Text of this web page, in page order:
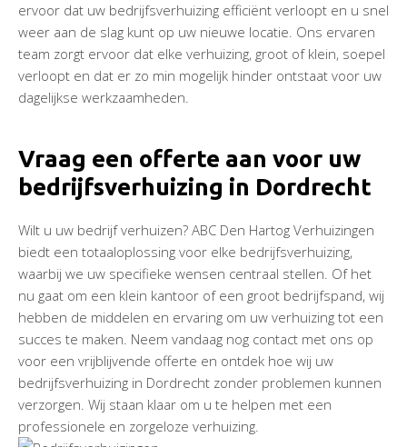
ervoor dat uw bedrijfsverhuizing efficiënt verloopt en u snel
weer aan de slag kunt op uw nieuwe locatie. Ons ervaren
team zorgt ervoor dat elke verhuizing, groot of klein, soepel
verloopt en dat er zo min mogelijk hinder ontstaat voor uw
dagelijkse werkzaamheden.
Vraag een offerte aan voor uw
bedrijfsverhuizing in Dordrecht
Wilt u uw bedrijf verhuizen? ABC Den Hartog Verhuizingen
biedt een totaaloplossing voor elke bedrijfsverhuizing,
waarbij we uw specifieke wensen centraal stellen. Of het
nu gaat om een klein kantoor of een groot bedrijfspand, wij
hebben de middelen en ervaring om uw verhuizing tot een
succes te maken. Neem vandaag nog contact met ons op
voor een vrijblijvende offerte en ontdek hoe wij uw
bedrijfsverhuizing in Dordrecht zonder problemen kunnen
verzorgen. Wij staan klaar om u te helpen met een
professionele en zorgeloze verhuizing.